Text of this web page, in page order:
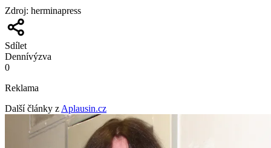
Zdroj: herminapress
Sdílet
Dennívýzva
0
Reklama
Další články z Aplausin.cz